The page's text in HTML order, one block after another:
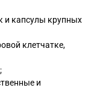
и капсулы крупных
клетчатке,
и